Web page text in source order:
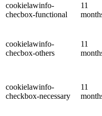
cookielawinfo-
checbox-functional
11
cookielawinfo-
checbox-others
11
cookielawinfo-
checkbox-necessary
11